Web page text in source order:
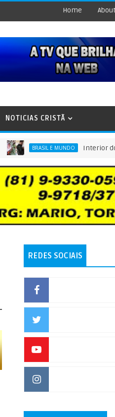
Home About
NOTICIAS CRISTÃ
BRASIL E MUNDO Interior do Ceará
REDES SOCIAIS